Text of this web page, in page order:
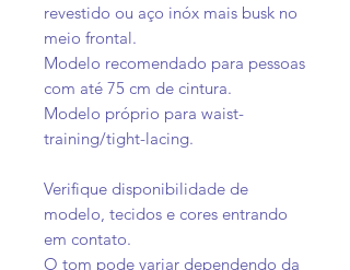
revestido ou aço inóx mais busk no
meio frontal.
Modelo recomendado para pessoas
com até 75 cm de cintura.
Modelo próprio para waist-
training/tight-lacing.
Verifique disponibilidade de
modelo, tecidos e cores entrando
em contato.
O tom pode variar dependendo da